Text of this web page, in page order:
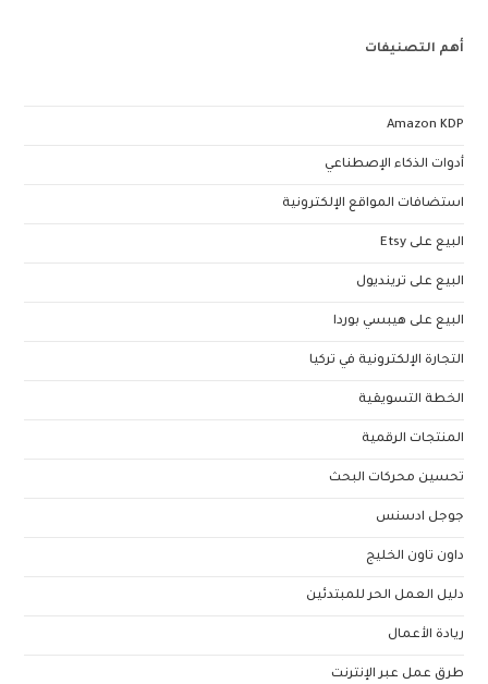
أهم التصنيفات
Amazon KDP
أدوات الذكاء الإصطناعي
استضافات المواقع الإلكترونية
البيع على Etsy
البيع على ترينديول
البيع على هيبسي بوردا
التجارة الإلكترونية في تركيا
الخطة التسويقية
المنتجات الرقمية
تحسين محركات البحث
جوجل ادسنس
داون تاون الخليج
دليل العمل الحر للمبتدئين
ريادة الأعمال
طرق عمل عبر الإنترنت